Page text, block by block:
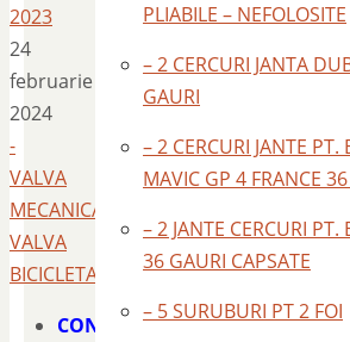
2023
24
februarie
2024
-
VALVA
MECANICA
VALVA
BICICLETA
CONTACT
PLIABILE – NEFOLOSITE
– 2 CERCURI JANTA
GAURI
– 2 CERCURI JANTE
MAVIC GP 4 FRANCE
– 2 JANTE CERCURI PT.
36 GAURI CAPSATE
– 5 SURUBURI PT 2 FOI